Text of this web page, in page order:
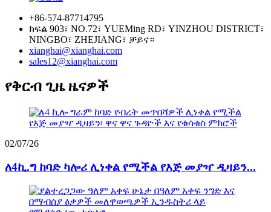
+86-574-87714795
ክፍል 903፣ NO.72፣ YUEMing RD፣ YINZHOU DISTRICT፣
NINGBO፣ ZHEJIANG፣ ቻይና።
xianghai@xianghai.com
sales12@xianghai.com
የቅርብ ጊዜ ዜናዎች
02/07/26
ለ4ኪ.ግ ከባድ ካሎሪ ሊነቀል የሚችል የእጅ መያዣ ዲዛይን...